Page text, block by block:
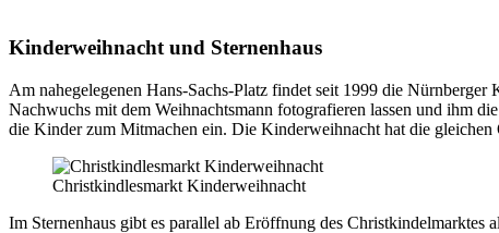
Kinderweihnacht und Sternenhaus
Am nahegelegenen Hans-Sachs-Platz findet seit 1999 die
Nachwuchs mit dem Weihnachtsmann fotografieren lassen und ihm
die Kinder zum Mitmachen ein. Die Kinderweihnacht hat die
Christkindlesmarkt Kinderweihnacht
Im Sternenhaus gibt es parallel ab Eröffnung des